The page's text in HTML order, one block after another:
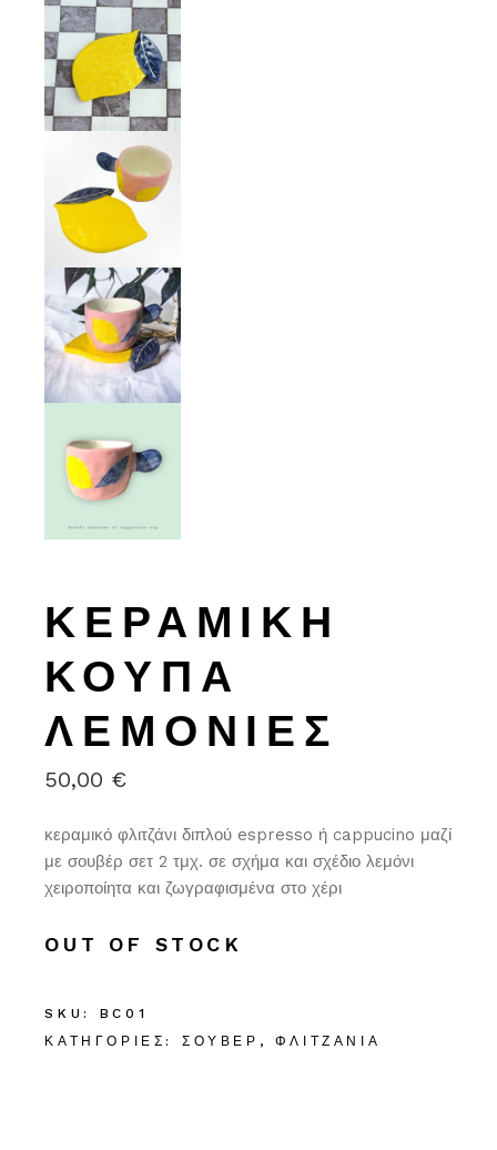
ΚΕΡΑΜΙΚΉ
ΚΟΎΠΑ
ΛΕΜΟΝΙΈΣ
50,00 €
κεραμικό φλιτζάνι διπλού espresso ή cappucino μαζί
με σουβέρ σετ 2 τμχ. σε σχήμα και σχέδιο λεμόνι
χειροποίητα και ζωγραφισμένα στο χέρι
OUT OF STOCK
SKU:
BC01
ΚΑΤΗΓΟΡΊΕΣ:
ΣΟΥΒΈΡ , ΦΛΙΤΖΆΝΙΑ